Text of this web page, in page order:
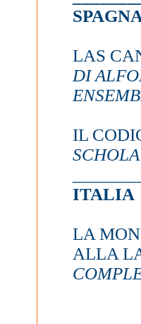
LAS
DI
IL
ITALIA
LA
ALLA